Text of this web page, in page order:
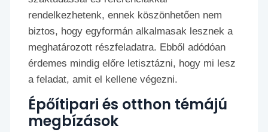
rendelkezhetenk, ennek köszönhetően nem
biztos, hogy egyformán alkalmasak lesznek a
meghatározott részfeladatra. Ebből adódóan
érdemes mindig előre letisztázni, hogy mi lesz
a feladat, amit el kellene végezni.
Épőítipari és otthon témájú
megbízások